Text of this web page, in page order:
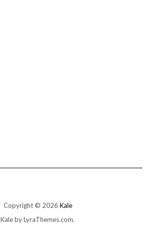
Copyright © 2026 Kale
Kaleby LyraThemes.com.